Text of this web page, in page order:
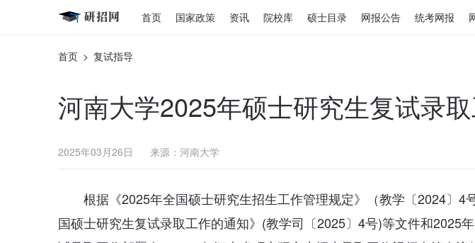
首页 国家政策 资讯 院校库 硕士目录 网报公告 统考网报
首页 > 复试指导
河南大学2025年硕士研究生复试录
2025年03月26日 来源：河南大学
根据《2025年全国硕士研究生招生工作管理规定》（教学〔2024〕4
国硕士研究生复试录取工作的通知》(教学司〔2025〕4号)等文件和2025